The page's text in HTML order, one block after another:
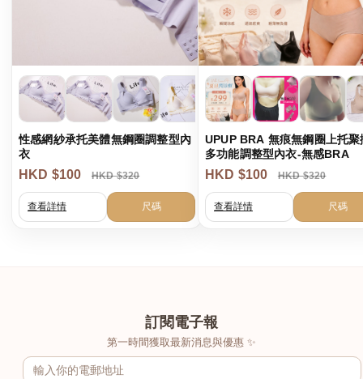
性感網紗承托美體無鋼圈調整型內
衣
HKD $100 HKD $320
查看詳情 尺碼
UPUP BRA 無痕無鋼圈上托聚
多功能調整型內衣-無感BRA
HKD $100 HKD $320
查看詳情 尺碼
訂閱電子報
第一時間獲取最新消息與優惠 ✨